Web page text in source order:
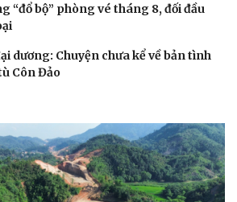
“đổ bộ” phòng vé tháng 8, đối đầu
dương: Chuyện chưa kể về bản tình
Côn Đảo